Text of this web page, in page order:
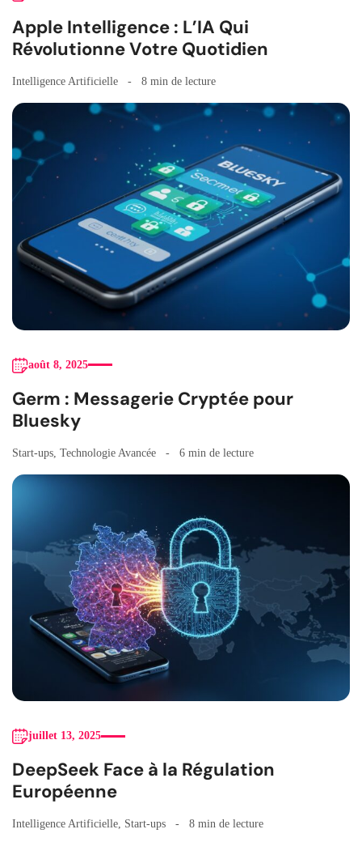
Apple Intelligence : L’IA Qui
Révolutionne Votre Quotidien
Intelligence Artificielle 8 min de lecture
août 8, 2025
Germ : Messagerie Cryptée pour
Bluesky
Start-ups Technologie Avancée 6 min de lecture
juillet 13, 2025
DeepSeek Face à la Régulation
Européenne
Intelligence Artificielle, Start-ups 8 min de lecture